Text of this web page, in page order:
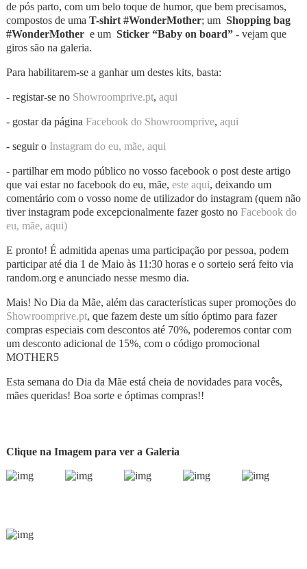
de pós parto, com um belo toque de humor, que bem precisamos,
compostos de uma T-shirt #WonderMother; um Shopping bag
#WonderMothere um Sticker “Baby on board” - vejam que
giros são na galeria.
Para habilitarem-se a ganhar um destes kits, basta:
- registar-se no Showroomprive.pt, aqui
- gostar da página Facebook do Showroomprive, aqui
- seguir o Instagram do eu, mãe, aqui
- partilhar em modo público no vosso facebook o post deste artigo
que vai estar no facebook do eu, mãe, este aqui, deixando um
comentário com o vosso nome de utilizador do instagram (quem não
tiver instagram pode excepcionalmente fazer gosto no Facebook do
eu, mãe, aqui)
E pronto! É admitida apenas uma participação por pessoa, podem
participar até dia 1 de Maio às 11:30 horas e o sorteio será feito via
random.org e anunciado nesse mesmo dia.
Mais! No Dia da Mãe, além das características super promoções do
Showroomprive.pt, que fazem deste um sítio óptimo para fazer
compras especiais com descontos até 70%, poderemos contar com
um desconto adicional de 15%, com o código promocional
MOTHER5
Esta semana do Dia da Mãe está cheia de novidades para vocês,
mães queridas! Boa sorte e óptimas compras!!
Clique na Imagem para ver a Galeria